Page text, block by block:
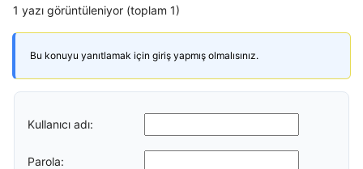
1 yazı görüntüleniyor (toplam 1)
Bu konuyu yanıtlamak için giriş yapmış olmalısınız.
Kullanıcı adı:
Parola: